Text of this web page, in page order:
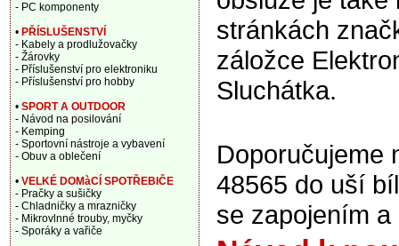
stránkách
záložce
Sluchátka.
Doporučujeme
48565 do uší
se zapojením
- PC komponenty
• PŘÍSLUŠENSTVÍ
- Kabely a prodlužovačky
- Žárovky
- Příslušenství pro elektroniku
- Příslušenství pro hobby
• SPORT A OUTDOOR
- Návod na posilování
- Kemping
- Sportovní nástroje a vybavení
- Obuv a oblečení
• VELKÉ DOMàCÍ SPOTŘEBIČE
- Pračky a sušičky
- Chladničky a mrazničky
- Mikrovlnné trouby, myčky
- Sporáky a vařiče